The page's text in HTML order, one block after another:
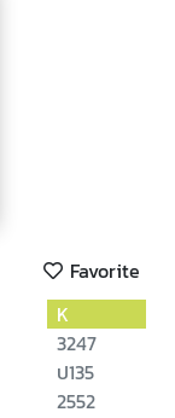
Favorite
K
3247
ป135
2552